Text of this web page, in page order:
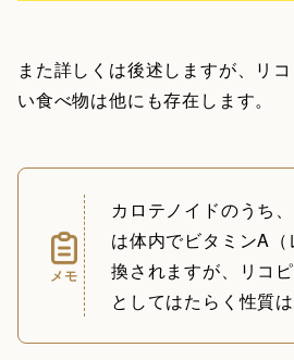
また詳しくは後述しますが、リ
い食べ物は他にも存在します。
メモ
カロテノイドのうち
は体内でビタミンA
換されますが、リコ
としてはたらく性質は